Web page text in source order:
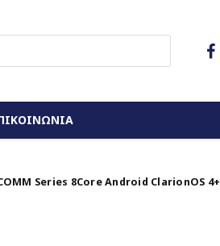
Series 8Core Android ClarionOS